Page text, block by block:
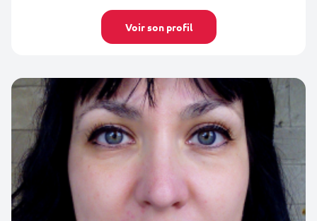
Voir son profil